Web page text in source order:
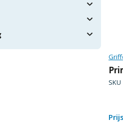
SKU